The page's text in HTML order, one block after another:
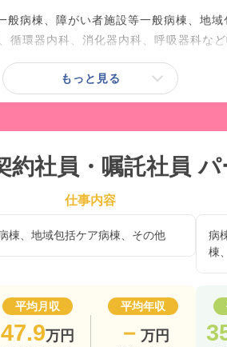
病棟、障がい者施設等一般病棟、地
環器内科、消化器内科、呼吸器科な
もっと見る
約社員・嘱託社員
仕事内容
棟、地域包括ケア病棟、その他
平均月収
47.9万円
平均年収
－ 万円
パ
病
棟